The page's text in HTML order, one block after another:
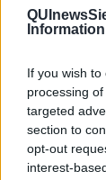
Information
If you wish
processing
targeted
section to
opt-out
interest-
Vediamo
in versione
non funziona
saranno le
Governo, che
nemmeno
figura.
Eppurec’è in